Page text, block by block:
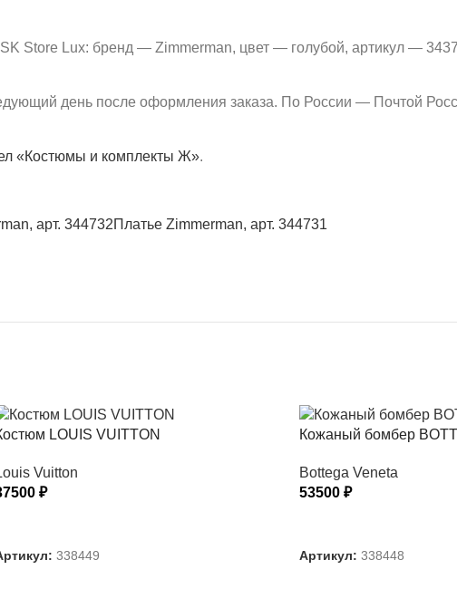
Store Lux: бренд — Zimmerman, цвет — голубой, артикул —
день после оформления заказа. По России — Почтой
«Костюмы и комплекты Ж».
арт. 344732Платье Zimmerman, арт. 344731
LOUIS VUITTON
Vuitton
₽
338449
Кожаный бомбер
Bottega Veneta
53500 ₽
Артикул: 338448